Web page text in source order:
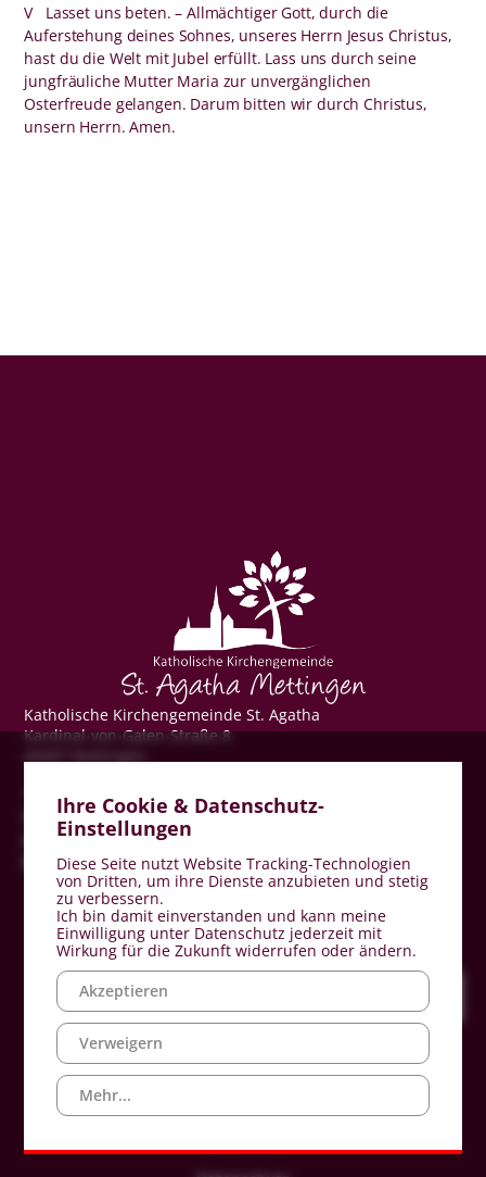
V Lasset uns beten. – Allmächtiger Gott, durch die
Auferstehung deines Sohnes, unseres Herrn Jesus Christus,
hast du die Welt mit Jubel erfüllt. Lass uns durch seine
jungfräuliche Mutter Maria zur unvergänglichen
Osterfreude gelangen. Darum bitten wir durch Christus,
unsern Herrn. Amen.
Katholische Kirchengemeinde St. Agatha
Kardinal-von-Galen-Straße 8
Telefon: 05452 9324-0
Telefax: 05452 9324-24
stagatha-mettingen@bistum-muenster.de
www.st-agatha-mettingen.de
Ihre Cookie & Datenschutz-
Einstellungen
Diese Seite nutzt Website Tracking-Technologien
von Dritten, um ihre Dienste anzubieten und stetig
zu verbessern.
Ich bin damit einverstanden und kann meine
Einwilligung unter Datenschutz jederzeit mit
Wirkung für die Zukunft widerrufen oder ändern.
Akzeptieren
Verweigern
Mehr...